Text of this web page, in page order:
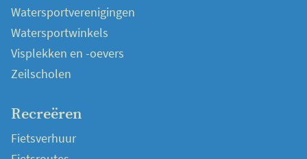
Watersportverenigingen
Watersportwinkels
Visplekken en -oevers
Zeilscholen
Recreëren
Fietsverhuur